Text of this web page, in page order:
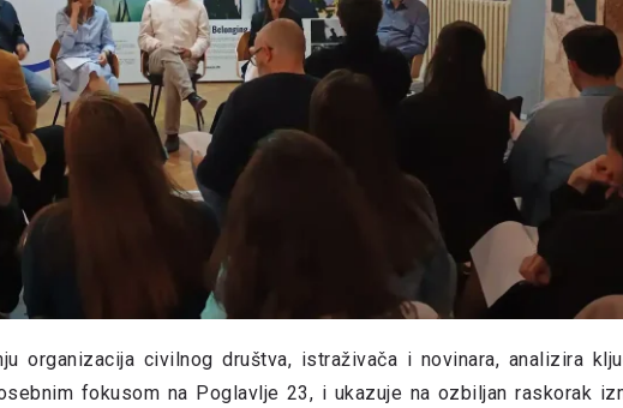
organizacija civilnog društva, istraživača i novinara, analizira
fokusom na Poglavlje 23, i ukazuje na ozbiljan raskorak